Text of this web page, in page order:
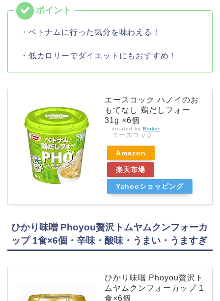
・ベトナムに行った気分を味わえる！
・低カロリーでダイエットにもおすすめ！
エースコック ハノイのお
もてなし 鶏だしフォー
31g ×6個
created by Rinker
エースコック
Amazon
楽天市場
Yahooショッピング
ひかり味噌 Phoyou贅沢トムヤムクンフォーカ
ップ 1食×6個・辛味・酸味・うまい・うますぎ
ひかり味噌 Phoyou贅沢ト
ムヤムクンフォーカップ 1
食×6個